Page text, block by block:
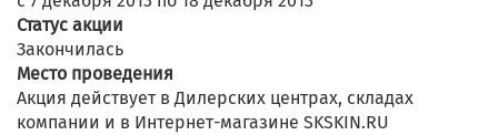
Статус акции
Закончилась
Место проведения
Акция действует в Дилерских центрах, складах
компании и в Интернет-магазине SKSKIN.RU